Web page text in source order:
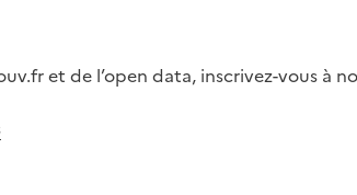
et de l’open data, inscrivez-vous à